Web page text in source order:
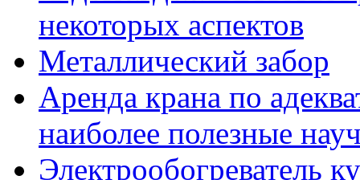
некоторых аспектов
Металлический забор
Аренда крана по
наиболее полезные
Электрообогреватель